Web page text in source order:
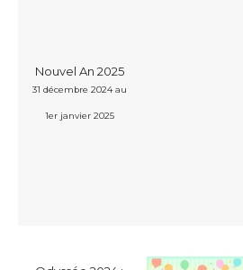
Nouvel An 2025
31 décembre 2024 au
1er janvier 2025